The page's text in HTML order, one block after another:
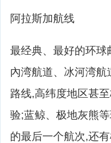
阿拉斯加航线
最经典、最好的环
內湾航道、冰河湾
路线,高纬度地区甚
验;蓝鲸、极地灰熊
的最后一个航次,还